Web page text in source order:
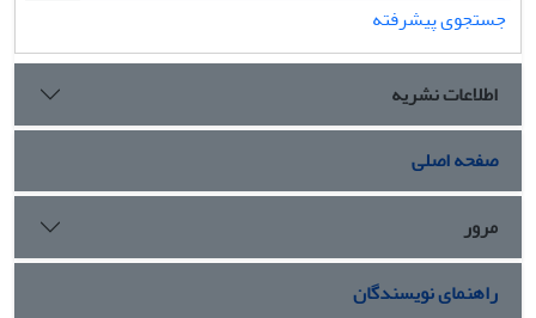
جستجوی پیشرفته
اطلاعات نشریه
صفحه اصلی
مرور
راهنمای نویسندگان